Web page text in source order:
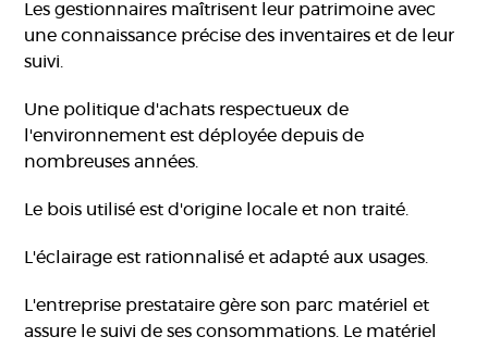
Les gestionnaires maîtrisent leur patrimoine avec
une connaissance précise des inventaires et de leur
suivi.
Une politique d'achats respectueux de
l'environnement est déployée depuis de
nombreuses années.
Le bois utilisé est d'origine locale et non traité.
L'éclairage est rationnalisé et adapté aux usages.
L'entreprise prestataire gère son parc matériel et
assure le suivi de ses consommations. Le matériel